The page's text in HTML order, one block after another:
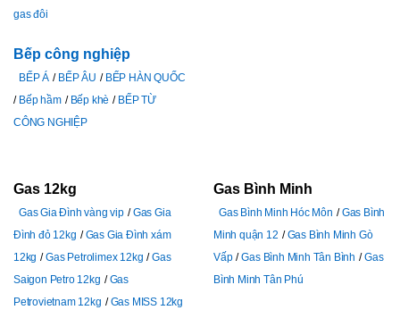
gas đôi
Bếp công nghiệp
BẾP Á BẾP ÂU
BẾP HÀN QUỐC
Bếp hầm
Bếp khè
BẾP TỪ
CÔNG NGHIỆP
Gas 12kg
Gas Gia Đình vàng vip
Gas Gia
Đình đỏ 12kg
Gas Gia Đình xám
12kg
Gas Petrolimex 12kg
Gas
Saigon Petro 12kg
Gas
Petrovietnam 12kg
Gas MISS 12kg
Gas Bình Minh
Gas Bình Minh Hóc Môn
Gas Bình
Minh quận 12
Gas Bình Minh Gò
Vấp
Gas Bình Minh Tân Bình
Gas
Bình Minh Tân Phú